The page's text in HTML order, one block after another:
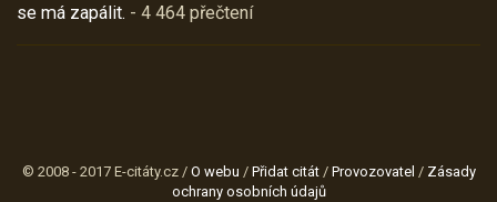
se má zapálit. - 4 464 přečtení
© 2008 - 2017 E-citáty.cz / O webu / Přidat citát/ Provozovatel / Zásady
ochrany osobních údajů